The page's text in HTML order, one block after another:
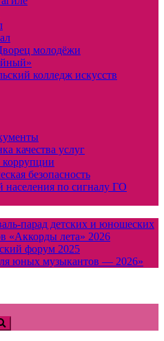
молодёжи
колледж искусств
качества услуг
коррупции
безопасность
населения по сигналу ГО
парад детских и юношеских
«Аккорды лета» 2026
форум 2025
юных музыкантов — 2026»